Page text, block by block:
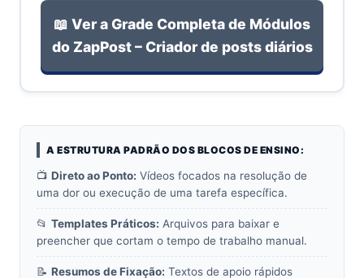
📖 Ver a Grade Completa de Módulos
do ZapPost – Criador de posts diários
A ESTRUTURA PADRÃO DOS BLOCOS DE ENSINO:
📺 Direto ao Ponto: Vídeos focados na resolução de
uma dor ou execução de uma tarefa específica.
📂 Templates Práticos: Arquivos para baixar e
preencher que cortam o tempo de trabalho manual.
📝 Resumos de Fixação: Textos de apoio rápidos